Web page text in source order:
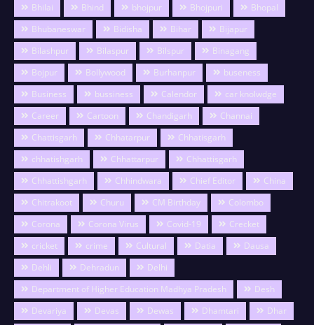
Bhilai
Bhind bhojpur Bhojpuri
Bhopal
Bhubaneswar
Bidisha Bihar
Bijapur
Bilashpur
Bilaspur Bilspur
Binagang
Bojpur
Bollywood Burhanpur
buseness
Business
bussiness Calendor
car knolwdge
Career
Cartoon Chandigarh
Channai
Chattisgarh
Chhatarpur
Chhatisgarh
chhatishgarh
Chhattarpur
Chhattisgarh
Chhattishgarh
Chhindwara Chief Editor
China
Chitrakoot
Churu CM Birthday
Colombo
Corona
Corona Virus Covid-19
Crecket
cricket
crime Cultural Datia
Dausa
Dehli
Dehradun
Delhi
Department of Higher Education Madhya Pradesh
Desh
Devariya
Devas Dewas Dhamtari
Dhar